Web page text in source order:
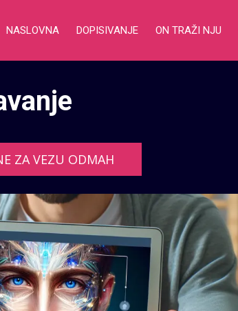
NASLOVNA DOPISIVANJE ON TRAŽI NJU
ZA VEZU ODMAH